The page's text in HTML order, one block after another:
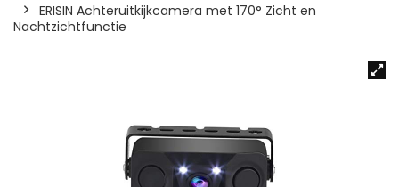
ERISIN Achteruitkijkcamera met 170° Zicht en
Nachtzichtfunctie